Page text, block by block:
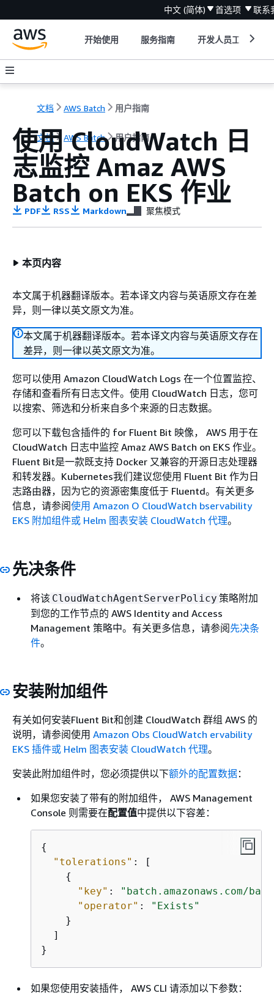
中文 (简体) 首选项 联系
开始使用 服务指南 开发人员工具
文档 AWS Batch 用户指南
文档 AWS Batch 用户指南
使用 CloudWatch 日
志监控 Amaz AWS
Batch on EKS 作业
PDF RSS Markdown 聚焦模式
本页内容
本文属于机器翻译版本。若本译文内容与英语原文存在差
异，则一律以英文原文为准。
本文属于机器翻译版本。若本译文内容与英语原文存在
差异，则一律以英文原文为准。
您可以使用 Amazon CloudWatch Logs 在一个位置监控、
存储和查看所有日志文件。使用 CloudWatch 日志，您可
以搜索、筛选和分析来自多个来源的日志数据。
您可以下载包含插件的 for Fluent Bit 映像， AWS 用于在
CloudWatch 日志中监控 Amaz AWS Batch on EKS 作业。
Fluent Bit是一款既支持 Docker 又兼容的开源日志处理器
和转发器。Kubernetes我们建议您使用 Fluent Bit 作为日
志路由器，因为它的资源密集度低于 Fluentd。有关更多
信息，请参阅使用 Amazon O CloudWatch bservability
EKS 附加组件或 Helm 图表安装 CloudWatch 代理。
先决条件
将该 CloudWatchAgentServerPolicy 策略附加
到您的工作节点的 AWS Identity and Access
Management 策略中。有关更多信息，请参阅先决条
件。
安装附加组件
有关如何安装Fluent Bit和创建 CloudWatch 群组 AWS 的
说明，请参阅使用 Amazon Obs CloudWatch ervability
EKS 插件或 Helm 图表安装 CloudWatch 代理。
安装此附加组件时，您必须提供以下额外的配置数据：
如果您安装了带有的附加组件， AWS Management
Console 则需要在配置值中提供以下容差：
{
"tolerations" : [
{
"key" :
"batch.amazonaws.com/
"operator" :
"Exists"
    }
  ]
}
如果您使用安装插件， AWS CLI 请添加以下参数：